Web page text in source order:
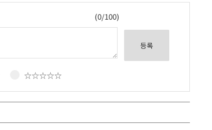
(0/100)
등록
☆☆☆☆☆